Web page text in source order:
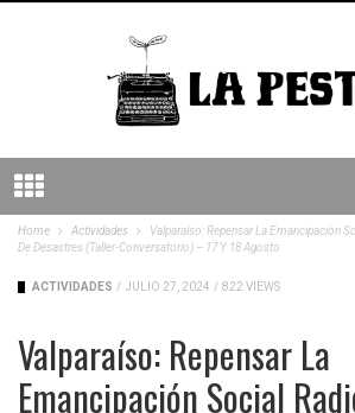
Home Actividades
Valparaíso: Repensar La Emancipación
De Desastres (taller-Conversatorio) – 17 Y 18 Agosto
ACTIVIDADES / JULIO 27, 2024 / 822 VIEWS
Valparaíso: Repensar La
Emancipación Social